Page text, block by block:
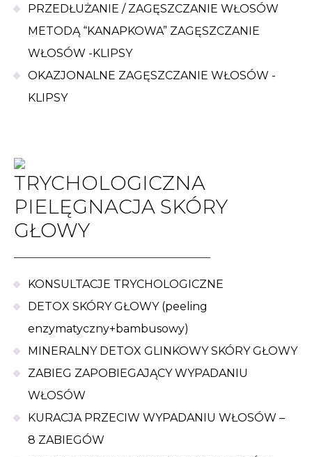
PRZEDŁUŻANIE / ZAGĘSZCZANIE WŁOSÓW
METODĄ “KANAPKOWA” ZAGĘSZCZANIE
WŁOSÓW -KLIPSY
OKAZJONALNE ZAGĘSZCZANIE WŁOSÓW -
KLIPSY
TRYCHOLOGICZNA
PIELĘGNACJA SKÓRY
GŁOWY
KONSULTACJE TRYCHOLOGICZNE
DETOX SKÓRY GŁOWY (peeling
enzymatyczny+bambusowy)
MINERALNY DETOX GLINKOWY SKÓRY GŁOWY
ZABIEG ZAPOBIEGAJĄCY WYPADANIU
WŁOSÓW
KURACJA PRZECIW WYPADANIU WŁOSÓW –
8 ZABIEGÓW